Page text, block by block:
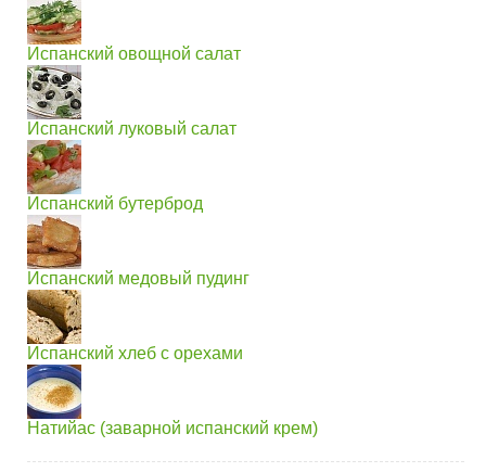
Испанский овощной салат
Испанский луковый салат
Испанский бутерброд
Испанский медовый пудинг
Испанский хлеб с орехами
Натийас (заварной испанский крем)